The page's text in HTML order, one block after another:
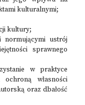
kulturalnymi;
kultury;
normującymi ustrój
sprawnego
w praktyce
własności
oraz dbałość